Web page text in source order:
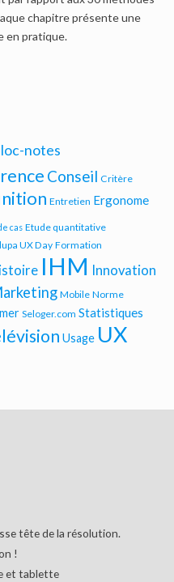
chapitre présente une
en pratique.
notes
Conseil Critère
Entretien Ergonome
cas Etude quantitative
UX DayFormation
IHM Innovation
Mobile Norme
Seloger.com Statistiques
Usage UX
tête de la résolution.
!
et tablette